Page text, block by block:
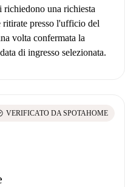
una richiesta
ritirate presso l'ufficio del
volta confermata la
di ingresso selezionata.
VERIFICATO DA SPOTAHOME